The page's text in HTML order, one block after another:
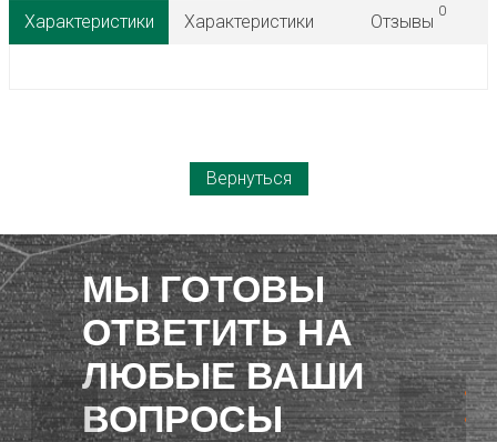
Характеристики Характеристики Отзывы
0
Вернуться
МЫ ГОТОВЫ
ОТВЕТИТЬ НА
ЛЮБЫЕ ВАШИ
ВОПРОСЫ